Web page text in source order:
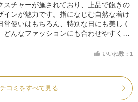
スチャーが施されており、上品で飽きの
インが魅力です。指になじむ自然な着け
常使いはもちろん、特別な日にも美しく
どんなファッションにも合わせやすく、
いの手元をより美しく見せてくれるいいね数：1
コミをすべて見る